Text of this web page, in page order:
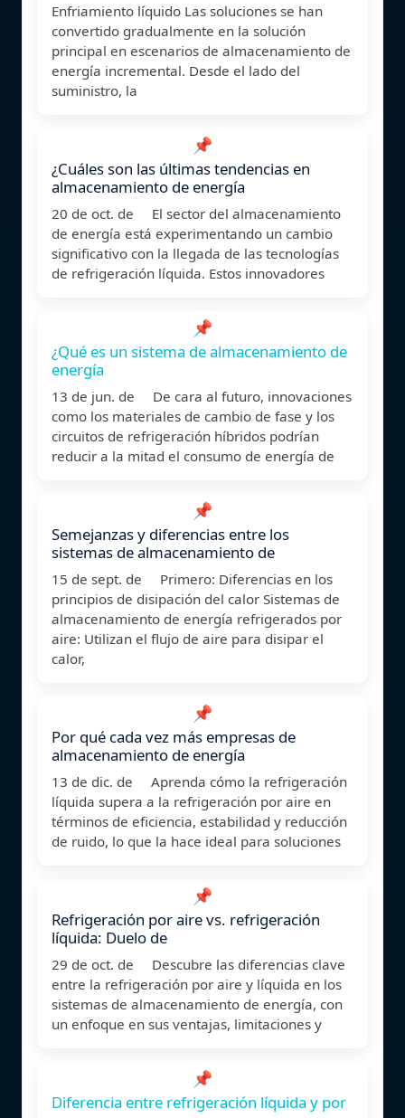
Enfriamiento líquido Las soluciones se han
convertido gradualmente en la solución
principal en escenarios de almacenamiento de
energía incremental. Desde el lado del
suministro, la
📌
¿Cuáles son las últimas tendencias en
almacenamiento de energía
20 de oct. de El sector del almacenamiento
de energía está experimentando un cambio
significativo con la llegada de las tecnologías
de refrigeración líquida. Estos innovadores
📌
¿Qué es un sistema de almacenamiento de
energía
13 de jun. de De cara al futuro, innovaciones
como los materiales de cambio de fase y los
circuitos de refrigeración híbridos podrían
reducir a la mitad el consumo de energía de
📌
Semejanzas y diferencias entre los
sistemas de almacenamiento de
15 de sept. de Primero: Diferencias en los
principios de disipación del calor Sistemas de
almacenamiento de energía refrigerados por
aire: Utilizan el flujo de aire para disipar el
calor,
📌
Por qué cada vez más empresas de
almacenamiento de energía
13 de dic. de Aprenda cómo la refrigeración
líquida supera a la refrigeración por aire en
términos de eficiencia, estabilidad y reducción
de ruido, lo que la hace ideal para soluciones
📌
Refrigeración por aire vs. refrigeración
líquida: Duelo de
29 de oct. de Descubre las diferencias clave
entre la refrigeración por aire y líquida en los
sistemas de almacenamiento de energía, con
un enfoque en sus ventajas, limitaciones y
📌
Diferencia entre refrigeración líquida y por